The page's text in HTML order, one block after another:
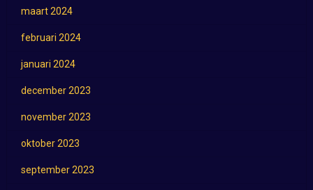
maart 2024
februari 2024
januari 2024
december 2023
november 2023
oktober 2023
september 2023